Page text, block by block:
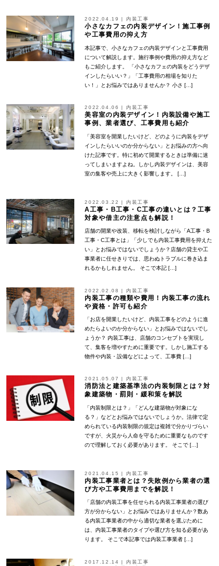
2022.04.19 | 内装工事
小さなカフェの内装デザイン！施工事例
や工事費用の抑え方
本記事で、小さなカフェの内装デザインと工事費用
について解説します。施行事例や費用の抑え方など
もご紹介します。 「小さなカフェの内装をどうデザ
インしたらいい？」「工事費用の相場を知りた
い！」とお悩みではありませんか？ 小さ […]
2022.04.06 | 内装工事
美容室の内装デザイン！内装設備や施工
事例、業者選び、工事費用も紹介
「美容室を開業したいけど、どのように内装をデザ
インしたらいいのか分からない」とお悩みの方へ向
けた記事です。特に初めて開業するときは準備に迷
ってしまいますよね。しかし内装デザインは、美容
室の集客や売上に大きく影響します。 […]
2022.03.22 | 内装工事
A工事・B工事・C工事の違いとは？工事
対象や借主の注意点も解説！
店舗の開業や改装、移転を検討しながら「A工事・B
工事・C工事とは」「少しでも内装工事費用を抑えた
い」とお悩みではないでしょうか？店舗の貸主や工
事業者に任せきりでは、思わぬトラブルに巻き込ま
れるかもしれません。 そこで本記 […]
2022.02.08 | 内装工事
内装工事の種類や費用！内装工事の流れ
や資格・許可も紹介
「お店を開業したいけど、内装工事をどのように進
めたらよいのか分からない」とお悩みではないでし
ょうか？ 内装工事は、店舗のコンセプトを実現し
て、集客を増やすために重要です。しかし施工する
物件や内装・設備などによって、工事費 […]
2021.05.07 内装工事
消防法と建築基準法の内装制限とは？対
象建築物・罰則・緩和策を解説
「内装制限とは？」「どんな建築物が対象にな
る？」などとお悩みではないでしょうか。法律で定
められている内装制限の規定は複雑で分かりづらい
ですが、火災から人命を守るために重要なものです
ので理解しておく必要があります。 そこで […]
2021.04.15 | 内装工事
内装工事業者とは？失敗例から業者の選
び方や工事費用までを解説！
「店舗の内装工事を任せられる内装工事業者の選び
方が分からない」とお悩みではありませんか？数あ
る内装工事業者の中から適切な業者を選ぶために
は、内装工事業者のタイプや選び方を知る必要があ
ります。 そこで本記事では内装工事業者 […]
2017.12.14 | 内装工事